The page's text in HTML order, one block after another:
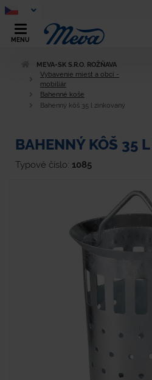
MENU
MEVA-SK S.R.O. ROŽŇAVA
Vybavenie miest a obcí -
mobiliár
Bahenné koše
Bahenný kôš 35 l zinkovaný
BAHENNÝ KÔŠ 35
Typové číslo: 1085